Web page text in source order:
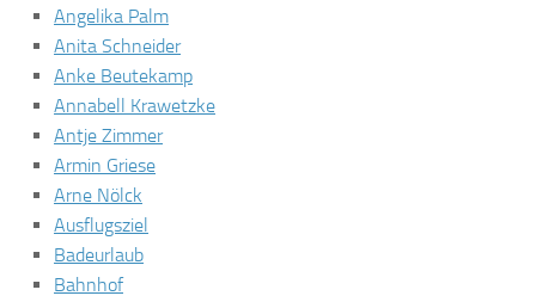
Angelika Palm
Anita Schneider
Anke Beutekamp
Annabell Krawetzke
Antje Zimmer
Armin Griese
Arne Nölck
Ausflugsziel
Badeurlaub
Bahnhof